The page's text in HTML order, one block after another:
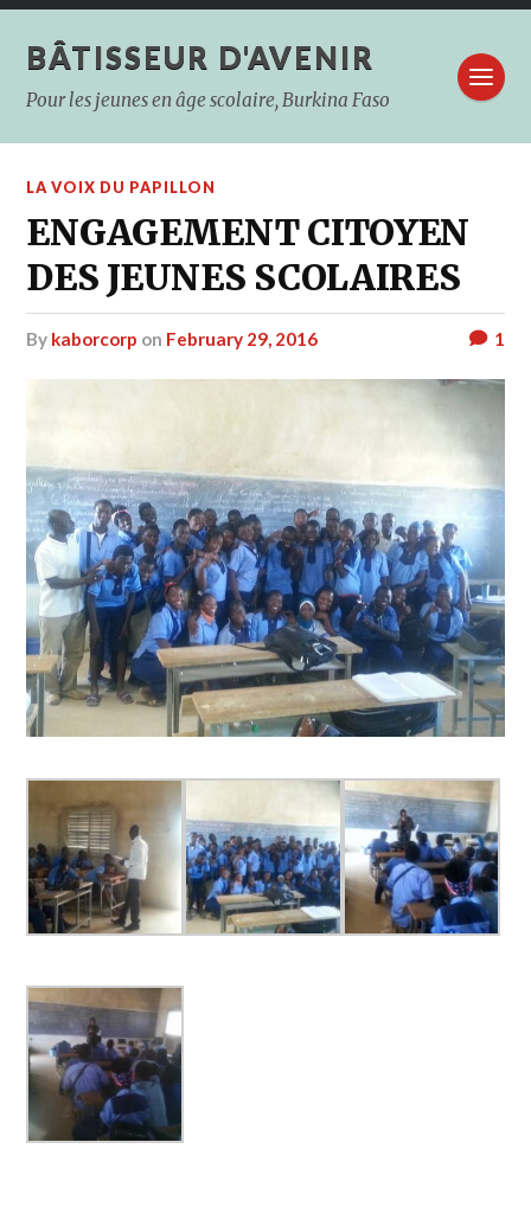
BÂTISSEUR D'AVENIR
Pour les jeunes en âge scolaire, Burkina Faso
LA VOIX DU PAPILLON
ENGAGEMENT CITOYEN
DES JEUNES SCOLAIRES
by kaborcorp on February 29, 2016 1